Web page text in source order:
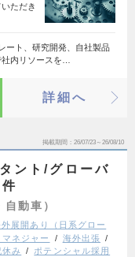
ただき
ート、研究開発、自社製品
内リソースを…
詳細へ
掲載期間 26/07/23～26/08/10
ント/グローバ
動車）
外展開あり（日系グロー
ネジャー
海外出張
休み
ポテンシャル採用